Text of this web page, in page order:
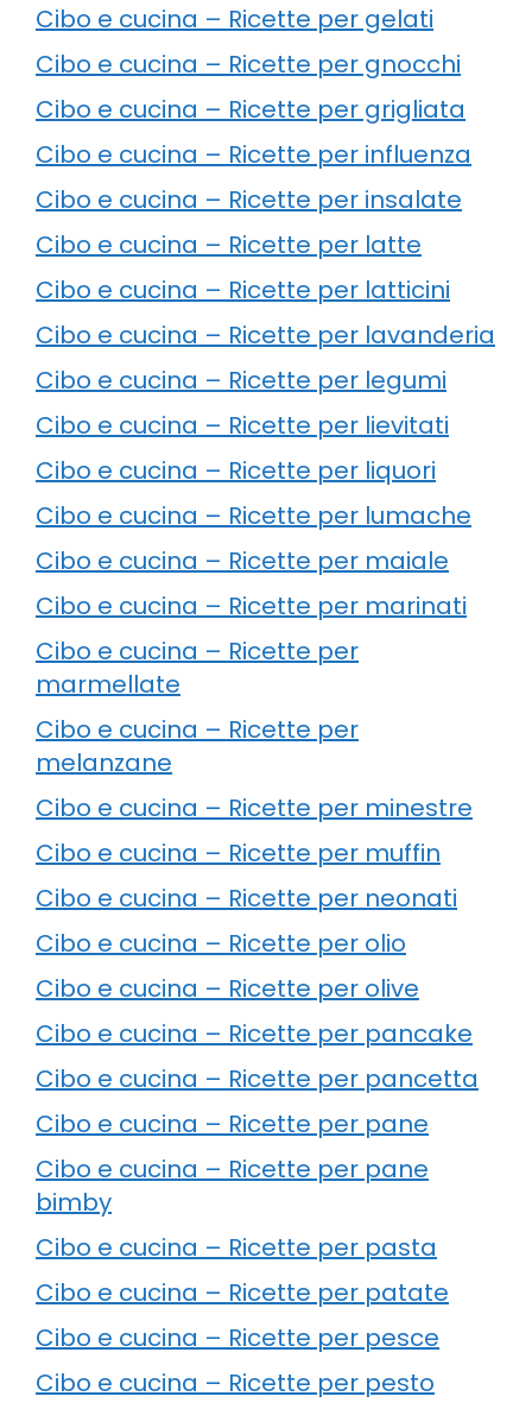
Cibo e cucina – Ricette per gelati
Cibo e cucina – Ricette per gnocchi
Cibo e cucina – Ricette per grigliata
Cibo e cucina – Ricette per influenza
Cibo e cucina – Ricette per insalate
Cibo e cucina – Ricette per latte
Cibo e cucina – Ricette per latticini
Cibo e cucina – Ricette per lavanderia
Cibo e cucina – Ricette per legumi
Cibo e cucina – Ricette per lievitati
Cibo e cucina – Ricette per liquori
Cibo e cucina – Ricette per lumache
Cibo e cucina – Ricette per maiale
Cibo e cucina – Ricette per marinati
Cibo e cucina – Ricette per
marmellate
Cibo e cucina – Ricette per
melanzane
Cibo e cucina – Ricette per minestre
Cibo e cucina – Ricette per muffin
Cibo e cucina – Ricette per neonati
Cibo e cucina – Ricette per olio
Cibo e cucina – Ricette per olive
Cibo e cucina – Ricette per pancake
Cibo e cucina – Ricette per pancetta
Cibo e cucina – Ricette per pane
Cibo e cucina – Ricette per pane
bimby
Cibo e cucina – Ricette per pasta
Cibo e cucina – Ricette per patate
Cibo e cucina – Ricette per pesce
Cibo e cucina – Ricette per pesto